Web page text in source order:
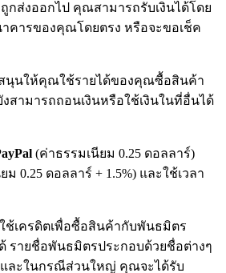
กส่งออกไป คุณสามารถรับเงินได้โดย
คารของคุณโดยตรง หรือจะขอเช็ค
นุนให้คุณใช้รายได้ของคุณซื้อสินค้า
ามารถถอนเงินหรือใช้เงินในที่อื่นได้
(ค่าธรรมเนียม 0.25 ดอลลาร์)
ม 0.25 ดอลลาร์ + 1.5%) และใช้เวลา
เครดิตเพื่อซื้อสินค้ากับพันธมิตร
ด้ รายชื่อพันธมิตรประกอบด้วยชื่อต่างๆ
และในกรณีส่วนใหญ่ คุณจะได้รับ